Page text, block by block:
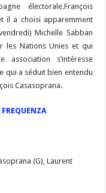
électorale.François
il a choisi apparemment
Michelle Sabban
les Nations Unies et qui
s’intéresse
qui a séduit bien entendu
Casasoprana.
(G), Laurent